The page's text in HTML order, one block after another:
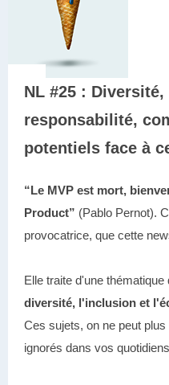
NL #25 :
responsabilité,
potentiels face à
“Le MVP est mort,
Product” (Pablo Pernot).
provocatrice, que cette
Elle traite d'une
diversité, l'inclusion et
Ces sujets, on ne peut
ignorés dans vos quotidiens